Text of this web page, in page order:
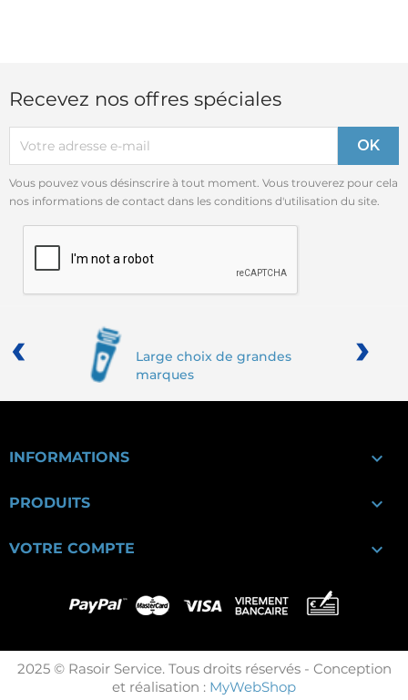
Recevez nos offres spéciales
Vous pouvez vous désinscrire à tout moment. Vous trouverez pour cela
nos informations de contact dans les conditions d'utilisation du site.
Large choix de grandes
marques
‹ ›
INFORMATIONS 
PRODUITS 
VOTRE COMPTE 
2025 © Rasoir Service. Tous droits réservés - Conception
et réalisation : MyWebShop